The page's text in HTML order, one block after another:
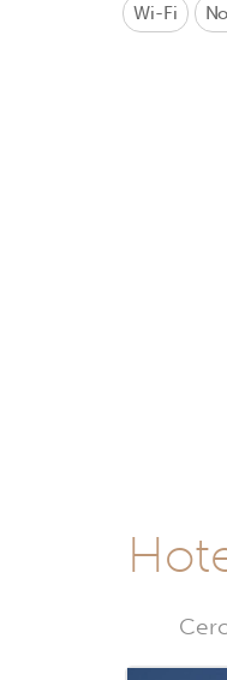
Wi-Fi